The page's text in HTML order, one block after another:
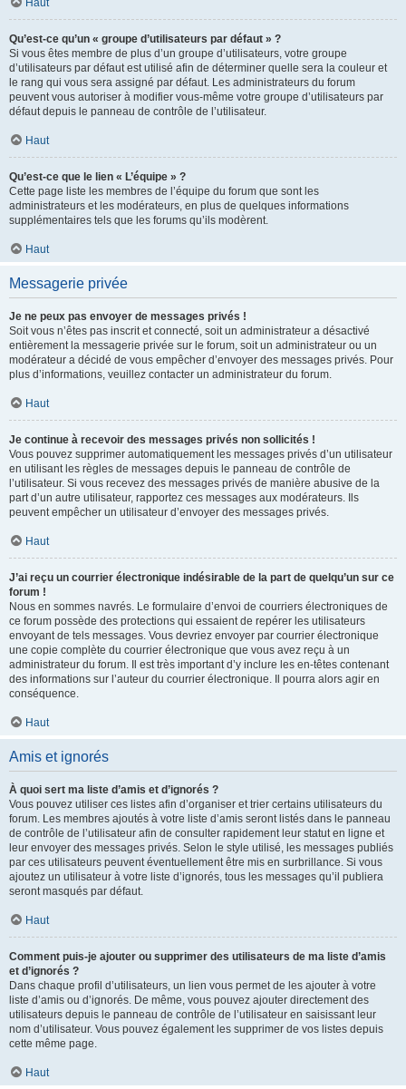
Haut
Qu’est-ce qu’un « groupe d’utilisateurs par défaut » ?
Si vous êtes membre de plus d’un groupe d’utilisateurs, votre groupe
d’utilisateurs par défaut est utilisé afin de déterminer quelle sera la couleur et
le rang qui vous sera assigné par défaut. Les administrateurs du forum
peuvent vous autoriser à modifier vous-même votre groupe d’utilisateurs par
défaut depuis le panneau de contrôle de l’utilisateur.
Haut
Qu’est-ce que le lien « L’équipe » ?
Cette page liste les membres de l’équipe du forum que sont les
administrateurs et les modérateurs, en plus de quelques informations
supplémentaires tels que les forums qu’ils modèrent.
Haut
Messagerie privée
Je ne peux pas envoyer de messages privés !
Soit vous n’êtes pas inscrit et connecté, soit un administrateur a désactivé
entièrement la messagerie privée sur le forum, soit un administrateur ou un
modérateur a décidé de vous empêcher d’envoyer des messages privés. Pour
plus d’informations, veuillez contacter un administrateur du forum.
Haut
Je continue à recevoir des messages privés non sollicités !
Vous pouvez supprimer automatiquement les messages privés d’un utilisateur
en utilisant les règles de messages depuis le panneau de contrôle de
l’utilisateur. Si vous recevez des messages privés de manière abusive de la
part d’un autre utilisateur, rapportez ces messages aux modérateurs. Ils
peuvent empêcher un utilisateur d’envoyer des messages privés.
Haut
J’ai reçu un courrier électronique indésirable de la part de quelqu’un sur ce
forum !
Nous en sommes navrés. Le formulaire d’envoi de courriers électroniques de
ce forum possède des protections qui essaient de repérer les utilisateurs
envoyant de tels messages. Vous devriez envoyer par courrier électronique
une copie complète du courrier électronique que vous avez reçu à un
administrateur du forum. Il est très important d’y inclure les en-têtes contenant
des informations sur l’auteur du courrier électronique. Il pourra alors agir en
conséquence.
Haut
Amis et ignorés
À quoi sert ma liste d’amis et d’ignorés ?
Vous pouvez utiliser ces listes afin d’organiser et trier certains utilisateurs du
forum. Les membres ajoutés à votre liste d’amis seront listés dans le panneau
de contrôle de l’utilisateur afin de consulter rapidement leur statut en ligne et
leur envoyer des messages privés. Selon le style utilisé, les messages publiés
par ces utilisateurs peuvent éventuellement être mis en surbrillance. Si vous
ajoutez un utilisateur à votre liste d’ignorés, tous les messages qu’il publiera
seront masqués par défaut.
Haut
Comment puis-je ajouter ou supprimer des utilisateurs de ma liste d’amis
et d’ignorés ?
Dans chaque profil d’utilisateurs, un lien vous permet de les ajouter à votre
liste d’amis ou d’ignorés. De même, vous pouvez ajouter directement des
utilisateurs depuis le panneau de contrôle de l’utilisateur en saisissant leur
nom d’utilisateur. Vous pouvez également les supprimer de vos listes depuis
cette même page.
Haut